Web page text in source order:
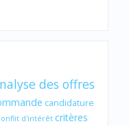
des offres
candidature
d'intérêt critères